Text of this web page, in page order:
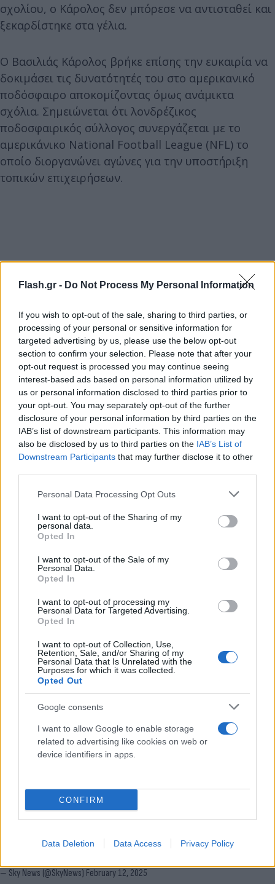
Flash.gr - Do Not Process My Personal Information
If you wish to opt-out of the sale, sharing to third parties, or
processing of your personal or sensitive information for
targeted advertising by us, please use the below opt-out
section to confirm your selection. Please note that after your
opt-out request is processed you may continue seeing
interest-based ads based on personal information utilized by
us or personal information disclosed to third parties prior to
your opt-out. You may separately opt-out of the further
disclosure of your personal information by third parties on the
IAB’s list of downstream participants. This information may
also be disclosed by us to third parties on the IAB’s List of
Downstream Participants that may further disclose it to other
Please note that this website/app uses one or more Google
not limited to your visit or usage behaviour. You may click to
grant or deny consent to Google and its third-party tags to
use your data for below specified purposes in below Google
consent section.
Personal Data Processing Opt Outs
I want to opt-out of the Sharing of my
personal data.
Opted In
I want to opt-out of the Sale of my
Personal Data.
Opted In
I want to opt-out of processing my
Personal Data for Targeted Advertising.
Opted In
I want to opt-out of Collection, Use,
Retention, Sale, and/or Sharing of my
Personal Data that Is Unrelated with the
Purposes for which it was collected.
Opted Out
Google consents
I want to allow Google to enable storage
related to advertising like cookies on web or
device identifiers in apps.
CONFIRM
Data Deletion Data Access Privacy Policy
σχολίου, ο Κάρολος δεν μπόρεσε να αντισταθεί και
ξεκαρδίστηκε στα γέλια.
Ο Βασιλιάς Κάρολος βρήκε επίσης την ευκαιρία να
δοκιμάσει τις δυνατότητές του στο αμερικανικό
ποδόσφαιρο αποκομίζοντας όμως ανάμικτα
σχόλια. Σημειώνεται ότι λονδρέζικος
ποδοσφαιρικός σύλλογος συνεργάζεται με το
αμερικάνικο National Football League (NFL) το
οποίο διοργανώνει αγώνες για την υποστήριξη
τοπικών επιχειρήσεων.
Ο μακροβιότερος Βρετανός παίκτης του NFL, Έφε
Ομπάντα, έπαιξε έναν σύντομο αγώνα εναντίον του
βασιλιά ωστόσο σημείωσε ότι «η τεχνική του δεν
ήταν άψογη».
«Ήθελα να πλησιάσει λίγο πιο κοντά στον στόχο για
να μπορέσει να τον βρει. Το απόλαυσε και ο
κόσμος που βρισκόταν στο στάδιο ενθουσιάστηκε»,
🏈 During a visit to the Tottenham Hotspur
stadium King Charles threw an American football.
Watch the moment 👇https://t.co/PAiZ4D1RJB
— Sky News (@SkyNews) February 12, 2025